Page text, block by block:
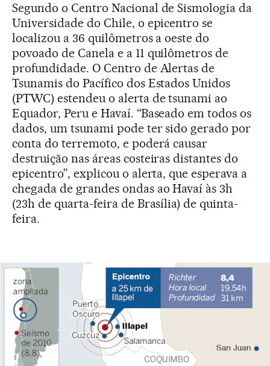
Segundo o Centro Nacional de Sismologia da
Universidade do Chile, o epicentro se
localizou a 36 quilômetros a oeste do
povoado de Canela e a 11 quilômetros de
profundidade. O Centro de Alertas de
Tsunamis do Pacífico dos Estados Unidos
(PTWC) estendeu o alerta de tsunami ao
Equador, Peru e Havaí. “Baseado em todos os
dados, um tsunami pode ter sido gerado por
conta do terremoto, e poderá causar
destruição nas áreas costeiras distantes do
epicentro”, explicou o alerta, que esperava a
chegada de grandes ondas ao Havaí às 3h
(23h de quarta-feira de Brasília) de quinta-
feira.